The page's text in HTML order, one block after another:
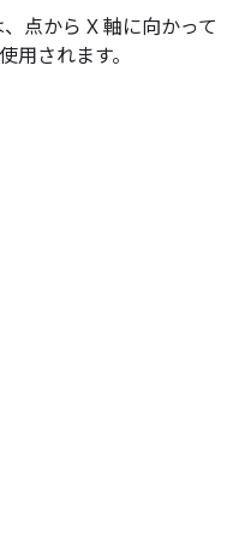
、点から X 軸に向かって
用されます。